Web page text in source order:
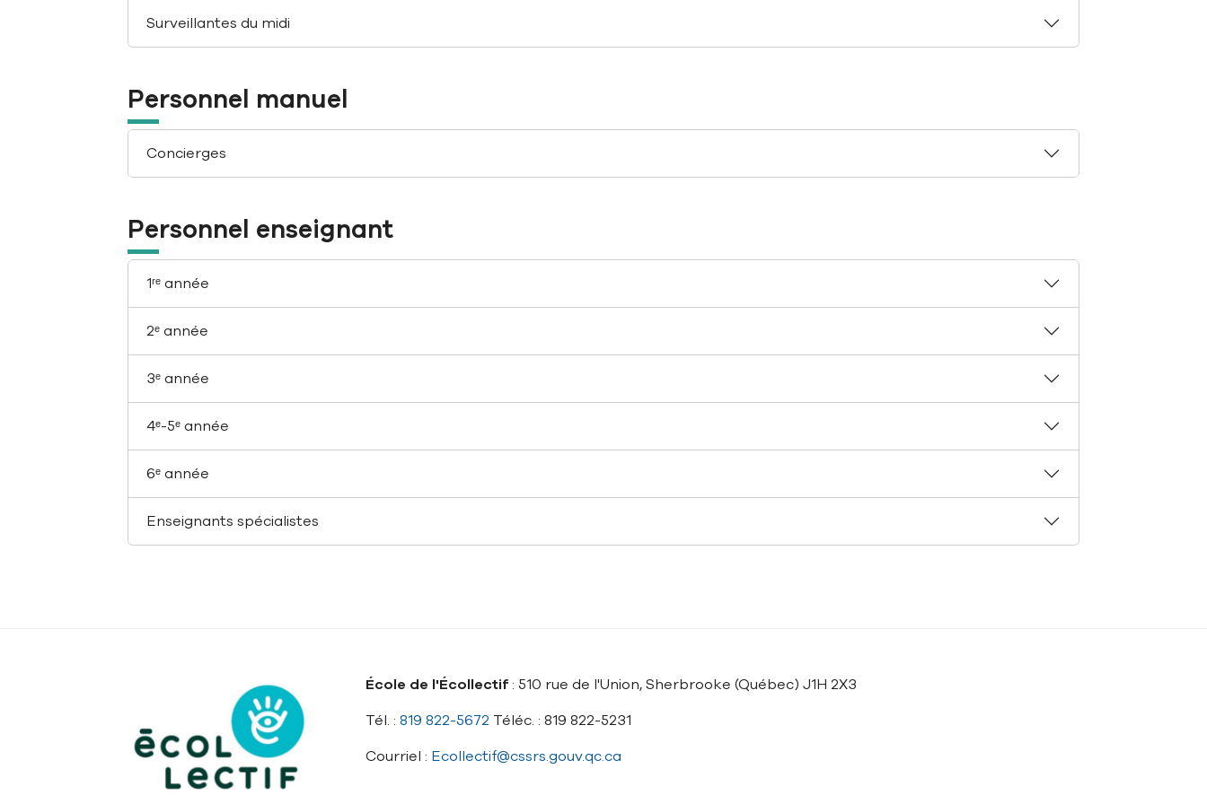
Surveillantes du midi
Personnel manuel
Concierges
Personnel enseignant
1ʳᵉ année
2ᵉ année
3ᵉ année
4ᵉ-5ᵉ année
6ᵉ année
Enseignants spécialistes
École de l'Écollectif : 510 rue de l'Union, Sherbrooke (Québec) J1H 2X3
Tél. : 819 822-5672 Téléc. : 819 822-5231
Courriel : Ecollectif@cssrs.gouv.qc.ca